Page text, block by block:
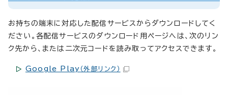
お持ちの端末に対応した配信サービスからダウンロードしてく
ださい。各配信サービスのダウンロード用ページへは、次のリン
ク先から、または二次元コードを読み取ってアクセスできます。
Google Play （外部リンク）